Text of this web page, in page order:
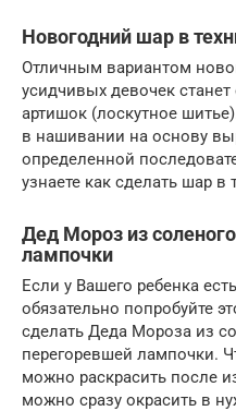
Новогодний шар в
Отличным вариантом
усидчивых девочек
артишок (лоскутное
в нашивании на основу
определенной
узнаете как сделать шар в
Дед Мороз из
лампочки
Если у Вашего ребенка
обязательно попробуйте
сделать Деда Мороза из
перегоревшей лампочки.
можно раскрасить после
можно сразу окрасить в